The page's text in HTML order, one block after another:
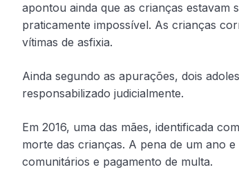
apontou ainda que as crianças estavam
praticamente impossível. As crianças
vítimas de asfixia.
Ainda segundo as apurações, dois
responsabilizado judicialmente.
Em 2016, uma das mães, identificada
morte das crianças. A pena de um ano
comunitários e pagamento de multa.